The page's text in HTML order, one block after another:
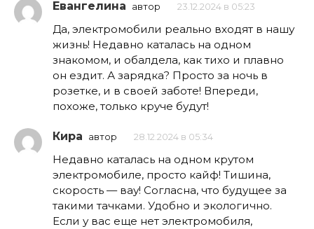
Евангелина автор 23.12.2024 в 05:23
Да, электромобили реально входят в нашу
жизнь! Недавно каталась на одном
знакомом, и обалдела, как тихо и плавно
он ездит. А зарядка? Просто за ночь в
розетке, и в своей заботе! Впереди,
похоже, только круче будут!
Кира автор 28.12.2024 в 05:34
Недавно каталась на одном крутом
электромобиле, просто кайф! Тишина,
скорость — вау! Согласна, что будущее за
такими тачками. Удобно и экологично.
Если у вас еще нет электромобиля,